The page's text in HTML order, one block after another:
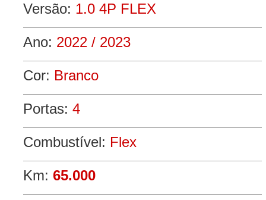
Versão: 1.0 4P FLEX
Ano: 2022 / 2023
Cor: Branco
Portas: 4
Combustível: Flex
Km: 65.000